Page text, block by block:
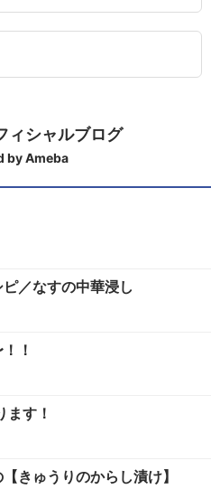
ィシャルブログ
by Ameba
／なすの中華浸し
！
す！
きゅうりのからし漬け】